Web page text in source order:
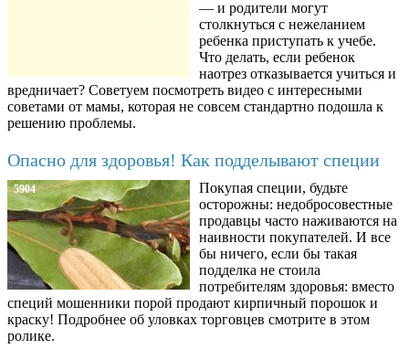
— и родители могут
столкнуться с нежеланием
ребенка приступать к учебе.
Что делать, если ребенок
наотрез отказывается учиться и
вредничает? Советуем посмотреть видео с интересными
советами от мамы, которая не совсем стандартно подошла к
решению проблемы.
Опасно для здоровья! Как подделывают специи
5904
Покупая специи, будьте
осторожны: недобросовестные
продавцы часто наживаются на
наивности покупателей. И все
бы ничего, если бы такая
подделка не стоила
потребителям здоровья: вместо
специй мошенники порой продают кирпичный порошок и
краску! Подробнее об уловках торговцев смотрите в этом
ролике.